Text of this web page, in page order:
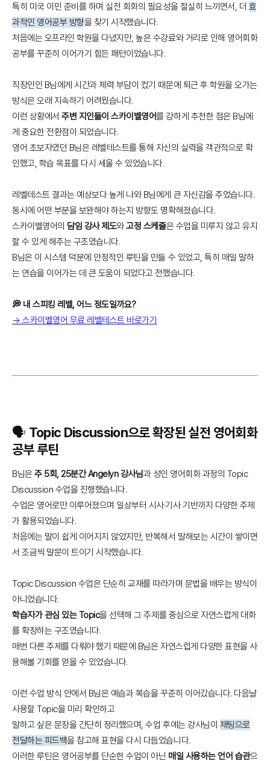
특히 미국 이민 준비를 하며 실전 회화의 필요성을 절실히 느끼면서, 더 효
과적인 영어공부 방향을 찾기 시작했습니다.
처음에는 오프라인 학원을 다녔지만, 높은 수강료와 거리로 인해 영어회화
공부를 꾸준히 이어가기 힘든 패턴이었습니다.
직장인인 B님에게 시간과 체력 부담이 컸기 때문에 퇴근 후 학원을 오가는
방식은 오래 지속하기 어려웠습니다.
이런 상황에서주변 지인들이 스카이벨영어를 강하게 추천한 점은 B님에
게 중요한 전환점이 되었습니다.
영어 초보자였던 B님은 레벨테스트를 통해 자신의 실력을 객관적으로 확
인했고, 학습 목표를 다시 세울 수 있었습니다.
레벨테스트 결과는 예상보다 높게 나와 B님에게 큰 자신감을 주었습니다.
동시에 어떤 부분을 보완해야 하는지 방향도 명확해졌습니다.
스카이벨영어의 담임 강사 제도와고정 스케줄은 수업을 미루지 않고 유지
할 수 있게 해주는 구조였습니다.
B님은 이 시스템 덕분에 안정적인 루틴을 만들 수 있었고, 특히 매일 말하
는 연습을 이어가는 데 큰 도움이 되었다고 전했습니다.
💭 내 스피킹 레벨, 어느 정도일까요?
→ 스카이벨영어 무료 레벨테스트 바로가기
🗣️ Topic Discussion으로 확장된 실전 영어회화
공부 루틴
B님은주 5회, 25분간 Angelyn 강사님과 성인 영어회화 과정의 Topic
Discussion 수업을 진행했습니다.
수업은 영어로만 이루어졌으며 일상부터 시사·기사 기반까지 다양한 주제
가 활용되었습니다.
처음에는 말이 쉽게 이어지지 않았지만, 반복해서 말해보는 시간이 쌓이면
서 조금씩 말문이 트이기 시작했습니다.
Topic Discussion 수업은 단순히 교재를 따라가며 문법을 배우는 방식이
아니었습니다.
학습자가 관심 있는 Topic을 선택해 그 주제를 중심으로 자연스럽게 대화
를 확장하는 구조였습니다.
매번 다른 주제를 다뤄야 했기 때문에 B님은 자연스럽게 다양한 표현을 사
용해볼 기회를 얻을 수 있었습니다.
이런 수업 방식 안에서 B님은 예습과 복습을 꾸준히 이어갔습니다. 다음날
사용할 Topic을 미리 확인하고
말하고 싶은 문장을 간단히 정리했으며, 수업 후에는 강사님이 채팅으로
전달하는 피드백을 참고해 표현을 다시 다듬었습니다.
이러한 루틴은 영어공부를 단순한 수업이 아닌 매일 사용하는 언어 습관으